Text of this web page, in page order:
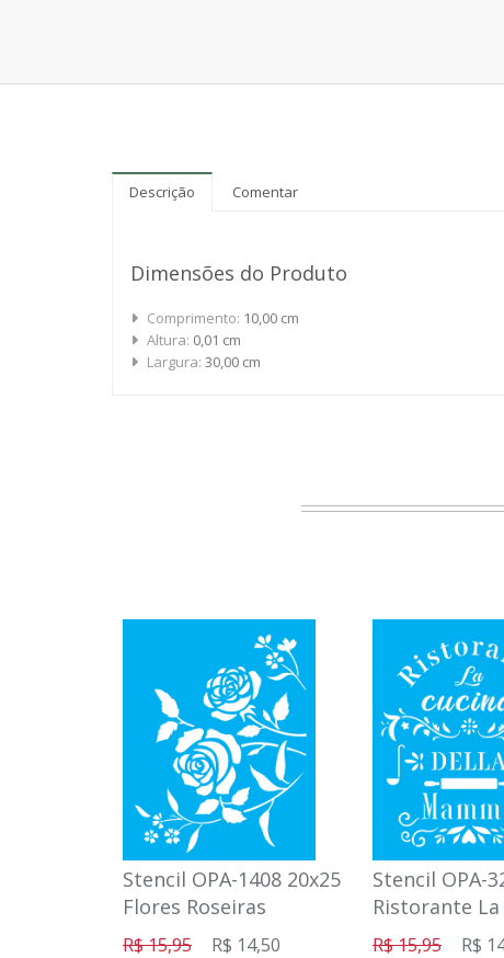
Descrição Comentar
Dimensões do Produto
Comprimento: 10,00 cm
Altura: 0,01 cm
Largura: 30,00 cm
Stencil OPA-1408 20x25
Flores Roseiras
R$ 15,95 R$ 14,50
Stencil OPA-
Ristorante La
R$ 15,95 R$